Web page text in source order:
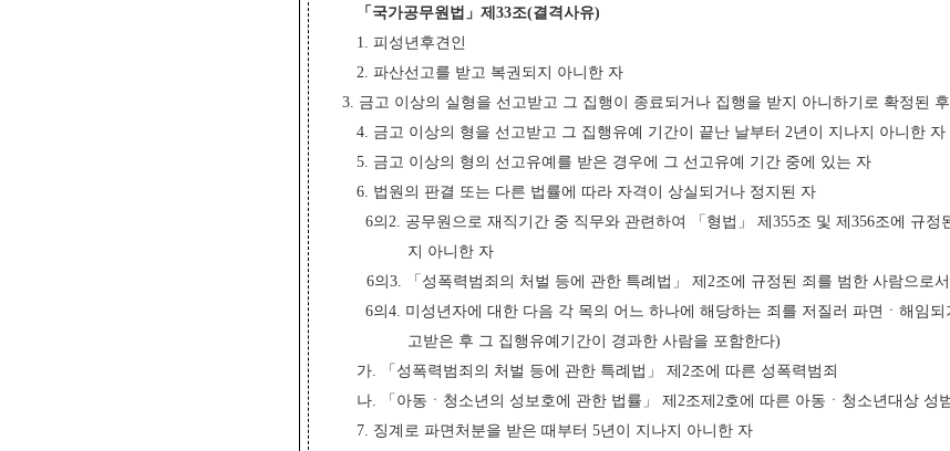
「 국가공무원법 」제33조(결격사유)
1. 피성년후견인
2. 파산선고를 받고 복권되지 아니한 자
3. 금고 이상의 실형을 선고받고 그 집행이 종료되거나 집행을 받지 아니하기로 확정된
4. 금고 이상의 형을 선고받고 그 집행유예 기간이 끝난 날부터 2년이 지나지 아니한 자
5. 금고 이상의 형의 선고유예를 받은 경우에 그 선고유예 기간 중에 있는 자
6. 법원의 판결 또는 다른 법률에 따라 자격이 상실되거나 정지된 자
6의2. 공무원으로 재직기간 중 직무와 관련하여 「형법」 제355조 및 제356조에 규
지 아니한 자
6의3. 「성폭력범죄의 처벌 등에 관한 특례법」 제2조에 규정된 죄를 범한 사람으
6의4. 미성년자에 대한 다음 각 목의 어느 하나에 해당하는 죄를 저질러 파면ㆍ해임
고받은 후 그 집행유예기간이 경과한 사람을 포함한다)
가. 「성폭력범죄의 처벌 등에 관한 특례법」 제2조에 따른 성폭력범죄
나. 「아동ㆍ청소년의 성보호에 관한 법률」 제2조제2호에 따른 아동ㆍ청소년대상 성
7. 징계로 파면처분을 받은 때부터 5년이 지나지 아니한 자